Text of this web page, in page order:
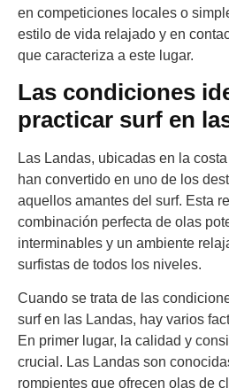
en competiciones locales o
estilo de vida relajado y en
que caracteriza a este lugar.
Las condiciones
practicar surf en
Las Landas, ubicadas en la
han convertido en uno de los
aquellos amantes del surf. Esta
combinación perfecta de olas
interminables y un ambiente
surfistas de todos los niveles.
Cuando se trata de las
surf en las Landas, hay varios
En primer lugar, la calidad y
crucial. Las Landas son
rompientes que ofrecen olas de